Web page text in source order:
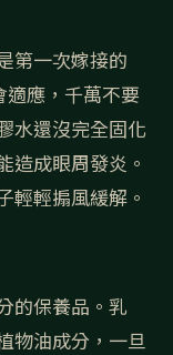
第一次嫁接的
適應，千萬不要
水還沒完全固化
造成眼周發炎。
輕輕搧風緩解。
的保養品。乳
物油成分，一旦